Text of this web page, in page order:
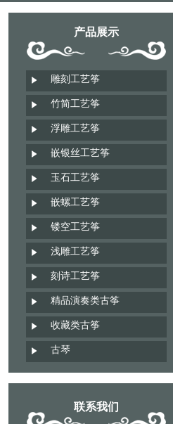
产品展示
雕刻工艺筝
竹简工艺筝
浮雕工艺筝
嵌银丝工艺筝
玉石工艺筝
嵌螺工艺筝
镂空工艺筝
浅雕工艺筝
刻诗工艺筝
精品演奏类古筝
收藏类古筝
古琴
联系我们